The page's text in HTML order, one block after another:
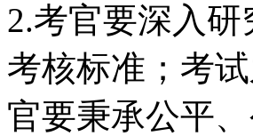
2.考官要深入
考核标准；考
官要秉承公平